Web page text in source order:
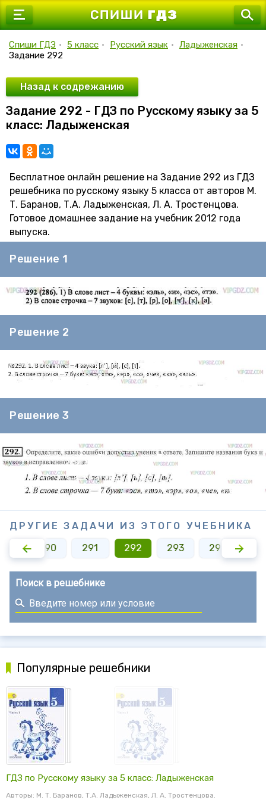
7 класс
9 класс
10 класс
11 класс
Спиши ГДЗ • 5 класс • Русский язык • Ладыженская •
Задание 292
Назад к содрежанию
Задание 292 - ГДЗ по Русскому языку за 5
класс: Ладыженская
Бесплатное онлайн решение на Задание 292 из ГДЗ
решебника по русскому языку 5 класса от авторов М.
Т. Баранов, Т.А. Ладыженская, Л. А. Тростенцова.
Готовое домашнее задание на учебник 2012 года
выпуска.
Решение 1
Решение 2
Решение 3
ДРУГИЕ ЗАДАЧИ ИЗ ЭТОГО УЧЕБНИКА
290 291 292 293 294
Поиск в решебнике
Популярные решебники
ГДЗ по Русскому языку за 5 класс: Ладыженская
Авторы: М. Т. Баранов, Т.А. Ладыженская, Л. А. Тростенцова.